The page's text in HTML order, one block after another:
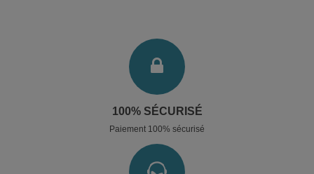
100% SÉCURISÉ
Paiement 100% sécurisé